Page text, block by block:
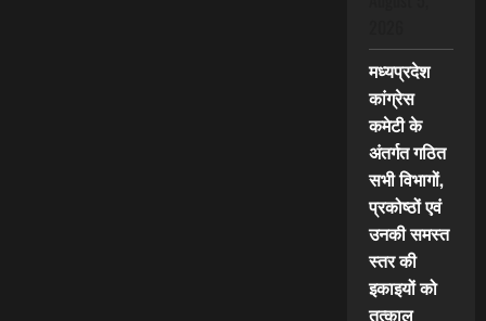
मध्यप्रदेश
कांग्रेस
कमेटी के
अंतर्गत गठित
सभी विभागों,
प्रकोष्ठों एवं
उनकी समस्त
स्तर की
इकाइयों को
तत्काल